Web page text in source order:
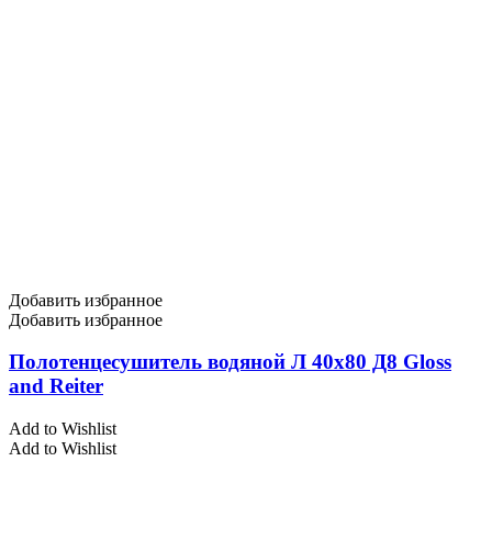
Добавить избранное
Добавить избранное
Полотенцесушитель водяной Л 40х80 Д8 Gloss
and Reiter
Add to Wishlist
Add to Wishlist